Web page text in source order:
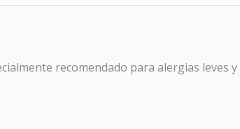
recomendado para alergias leves